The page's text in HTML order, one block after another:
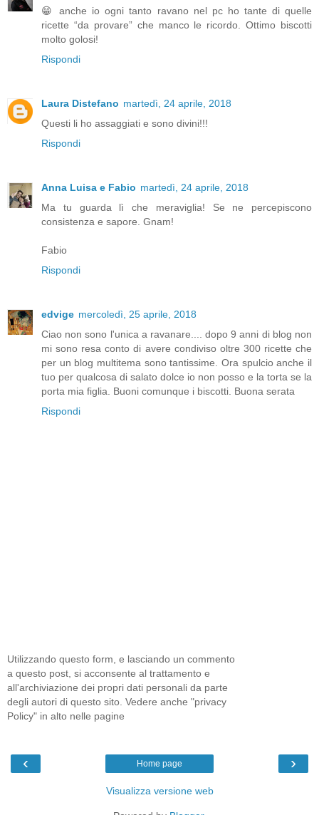
😁 anche io ogni tanto ravano nel pc ho tante di quelle
ricette “da provare” che manco le ricordo. Ottimo biscotti
molto golosi!
Rispondi
Laura Distefano martedì, 24 aprile, 2018
Questi li ho assaggiati e sono divini!!!
Rispondi
Anna Luisa e Fabio martedì, 24 aprile, 2018
Ma tu guarda lì che meraviglia! Se ne percepiscono
consistenza e sapore. Gnam!
Fabio
Rispondi
edvige mercoledì, 25 aprile, 2018
Ciao non sono l'unica a ravanare.... dopo 9 anni di blog non
mi sono resa conto di avere condiviso oltre 300 ricette che
per un blog multitema sono tantissime. Ora spulcio anche il
tuo per qualcosa di salato dolce io non posso e la torta se la
porta mia figlia. Buoni comunque i biscotti. Buona serata
Rispondi
Utilizzando questo form, e lasciando un commento
a questo post, si acconsente al trattamento e
all'archiviazione dei propri dati personali da parte
degli autori di questo sito. Vedere anche "privacy
Policy" in alto nelle pagine
‹ ›
Home page
Visualizza versione web